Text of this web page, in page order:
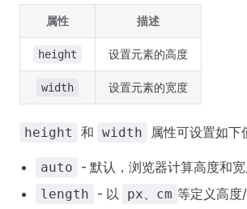
属性 描述
height 设置元素的高度
width 设置元素的宽度
height 和 width 属性可设置如下
auto - 默认，浏览器计算高度和
length - 以 px、cm 等定义高度